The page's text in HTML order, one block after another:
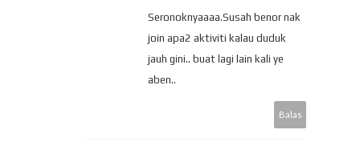
Seronoknyaaaa.Susah benor nak
join apa2 aktiviti kalau duduk
jauh gini.. buat lagi lain kali ye
aben..
Balas